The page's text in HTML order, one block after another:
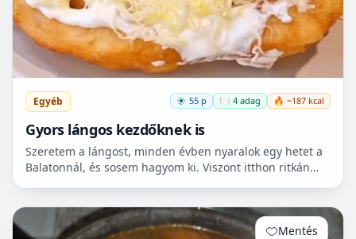
Egyéb 55 p 🍽️ 4 adag 🔥 ~187 kcal
Gyors lángos kezdőknek is
Szeretem a lángost, minden évben nyaralok egy hetet a
Balatonnál, és sosem hagyom ki. Viszont itthon ritkán
Mentés 0